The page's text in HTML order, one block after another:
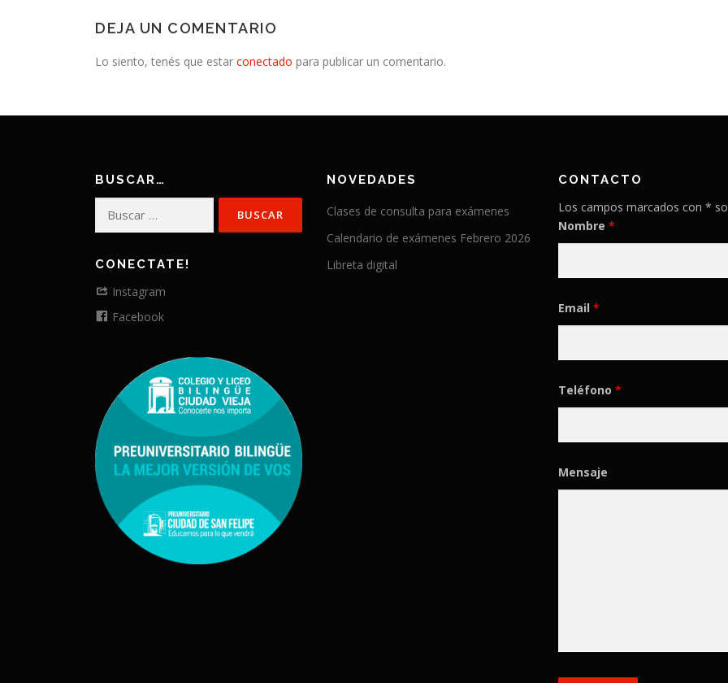
DEJA UN COMENTARIO
Lo siento, tenés que estar conectado para publicar un comentario.
BUSCAR…
CONECTATE!
Instagram
Facebook
NOVEDADES
Clases de consulta para exámenes
Calendario de exámenes Febrero 2026
Libreta digital
CONTACTO
Los campos marcados con *
Nombre *
Email *
Teléfono *
Mensaje